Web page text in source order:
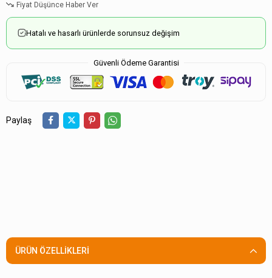
Fiyat Düşünce Haber Ver
Hatalı ve hasarlı ürünlerde sorunsuz değişim
Güvenli Ödeme Garantisi
Paylaş
ÜRÜN ÖZELLIKLERI